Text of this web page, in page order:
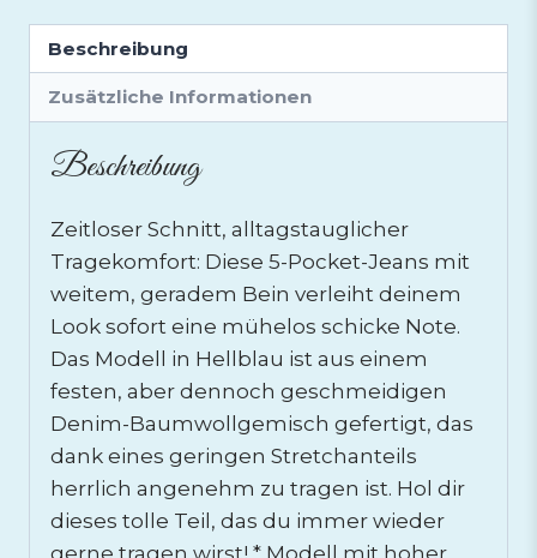
Beschreibung
Zusätzliche Informationen
Beschreibung
Zeitloser Schnitt, alltagstauglicher
Tragekomfort: Diese 5-Pocket-Jeans mit
weitem, geradem Bein verleiht deinem
Look sofort eine mühelos schicke Note.
Das Modell in Hellblau ist aus einem
festen, aber dennoch geschmeidigen
Denim-Baumwollgemisch gefertigt, das
dank eines geringen Stretchanteils
herrlich angenehm zu tragen ist. Hol dir
dieses tolle Teil, das du immer wieder
gerne tragen wirst! * Modell mit hoher